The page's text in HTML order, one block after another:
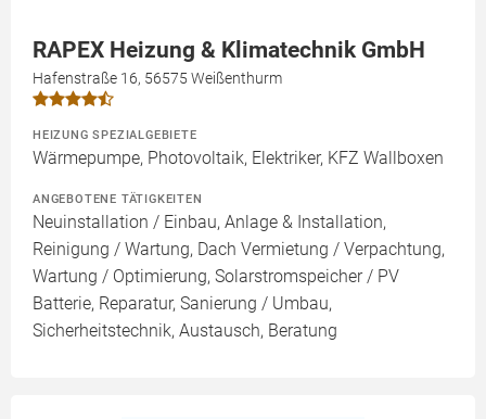
RAPEX Heizung & Klimatechnik GmbH
Hafenstraße 16, 56575 Weißenthurm
HEIZUNG SPEZIALGEBIETE
Wärmepumpe, Photovoltaik, Elektriker, KFZ Wallboxen
ANGEBOTENE TÄTIGKEITEN
Neuinstallation / Einbau, Anlage & Installation,
Reinigung / Wartung, Dach Vermietung / Verpachtung,
Wartung / Optimierung, Solarstromspeicher / PV
Batterie, Reparatur, Sanierung / Umbau,
Sicherheitstechnik, Austausch, Beratung